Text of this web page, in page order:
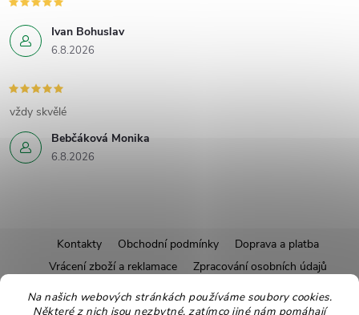
Na našich webových stránkách používáme soubory cookies.
Některé z nich jsou nezbytné, zatímco jiné nám pomáhají
Ivan Bohuslav
6.8.2026
Bebčáková Monika
6.8.2026
vždy skvělé
á
Kontakty Obchodní podmínky
Doprava a platba
Vrácení zboží a reklamace
Zpracování osobních údajů
Pravidla soutěží
Affiliate program
Recepty
Pro nové dodavatele
Ekologické balení Moje objednávka